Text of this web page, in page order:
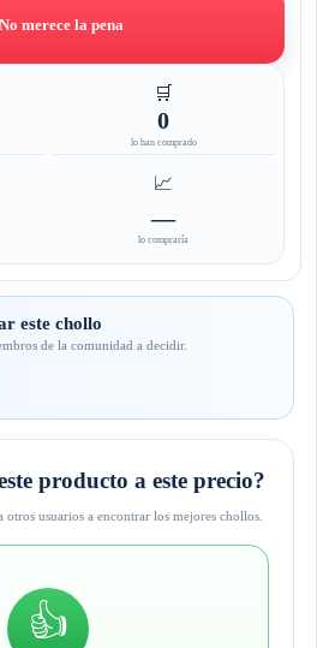
No merece la pena
🛒
0
lo han comprado
📈
—
lo compraría
este chollo
de la comunidad a decidir.
producto a este precio?
usuarios a encontrar los mejores chollos.
👍